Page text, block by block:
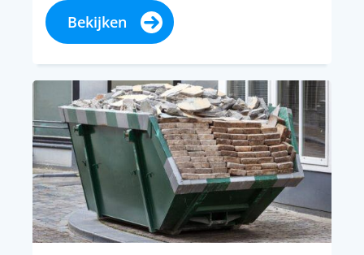
bekend om zijn...
Bekijken